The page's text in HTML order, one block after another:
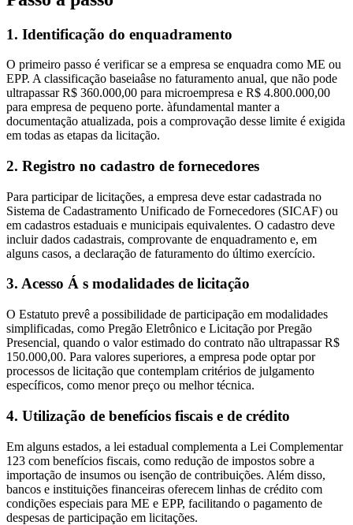
1. Identificação do enquadramento
O primeiro passo é verificar se a empresa se enquadra como ME ou
EPP. A classificação baseiaâse no faturamento anual, que não pode
ultrapassar R$ 360.000,00 para microempresa e R$ 4.800.000,00
para empresa de pequeno porte. àfundamental manter a
documentação atualizada, pois a comprovação desse limite é exigida
em todas as etapas da licitação.
2. Registro no cadastro de fornecedores
Para participar de licitações, a empresa deve estar cadastrada no
Sistema de Cadastramento Unificado de Fornecedores (SICAF) ou
em cadastros estaduais e municipais equivalentes. O cadastro deve
incluir dados cadastrais, comprovante de enquadramento e, em
alguns casos, a declaração de faturamento do último exercício.
3. Acesso Á s modalidades de licitação
O Estatuto prevê a possibilidade de participação em modalidades
simplificadas, como Pregão Eletrônico e Licitação por Pregão
Presencial, quando o valor estimado do contrato não ultrapassar R$
150.000,00. Para valores superiores, a empresa pode optar por
processos de licitação que contemplam critérios de julgamento
específicos, como menor preço ou melhor técnica.
4. Utilização de benefícios fiscais e de crédito
Em alguns estados, a lei estadual complementa a Lei Complementar
123 com benefícios fiscais, como redução de impostos sobre a
importação de insumos ou isenção de contribuições. Além disso,
bancos e instituições financeiras oferecem linhas de crédito com
condições especiais para ME e EPP, facilitando o pagamento de
despesas de participação em licitações.